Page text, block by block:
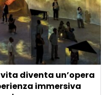
diventa un’opera
immersiva